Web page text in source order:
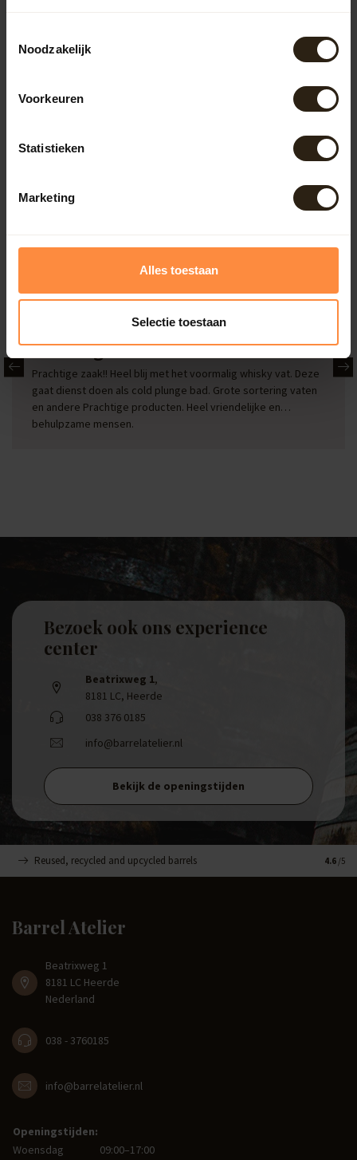
Noodzakelijk
Voorkeuren
Statistieken
Marketing
Alles toestaan
Selectie toestaan
Lampen
BarrelCave® & BarrelGifts
Barrel-Rent
Deals
Onze reviews
Prachtige zaak!
Prachtige zaak!! Heel blij met het voormalig whisky vat. Deze
gaat dienst doen als cold plunge bad. Grote sortering vaten
en andere Prachtige producten. Heel vriendelijke en
behulpzame mensen.
Bezoek ook ons experience
center
Beatrixweg 1,
8181 LC, Heerde
038 376 0185
info@barrelatelier.nl
Bekijk de openingstijden
Reused, recycled and upcycled barrels 4.6 /5
Barrel Atelier
Beatrixweg 1
8181 LC Heerde
Nederland
038 - 3760185
info@barrelatelier.nl
Openingstijden:
Woensdag
09:00–17:00